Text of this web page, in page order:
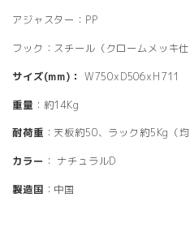
アジャスター：PP
フック：スチール（クロームメッキ仕
サイズ(mm)： W750xD506xH711
重量 ：約14Kg
耐荷重 ：天板約50、ラック約5Kg（均
カラー ： ナチュラルD
製造国 ：中国